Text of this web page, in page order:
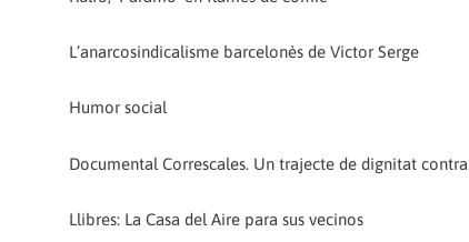
L’anarcosindicalisme barcelonès de Victor Serge
Humor social
Documental Correscales. Un trajecte de dignitat
Llibres: La Casa del Aire para sus vecinos